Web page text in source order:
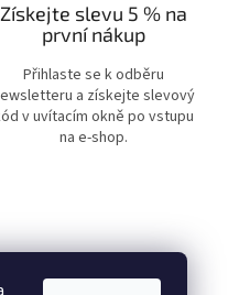
Získejte slevu 5 % na
první nákup
Přihlaste se k odběru
a získejte slevový
v uvítacím okně po vstupu
na e-shop.